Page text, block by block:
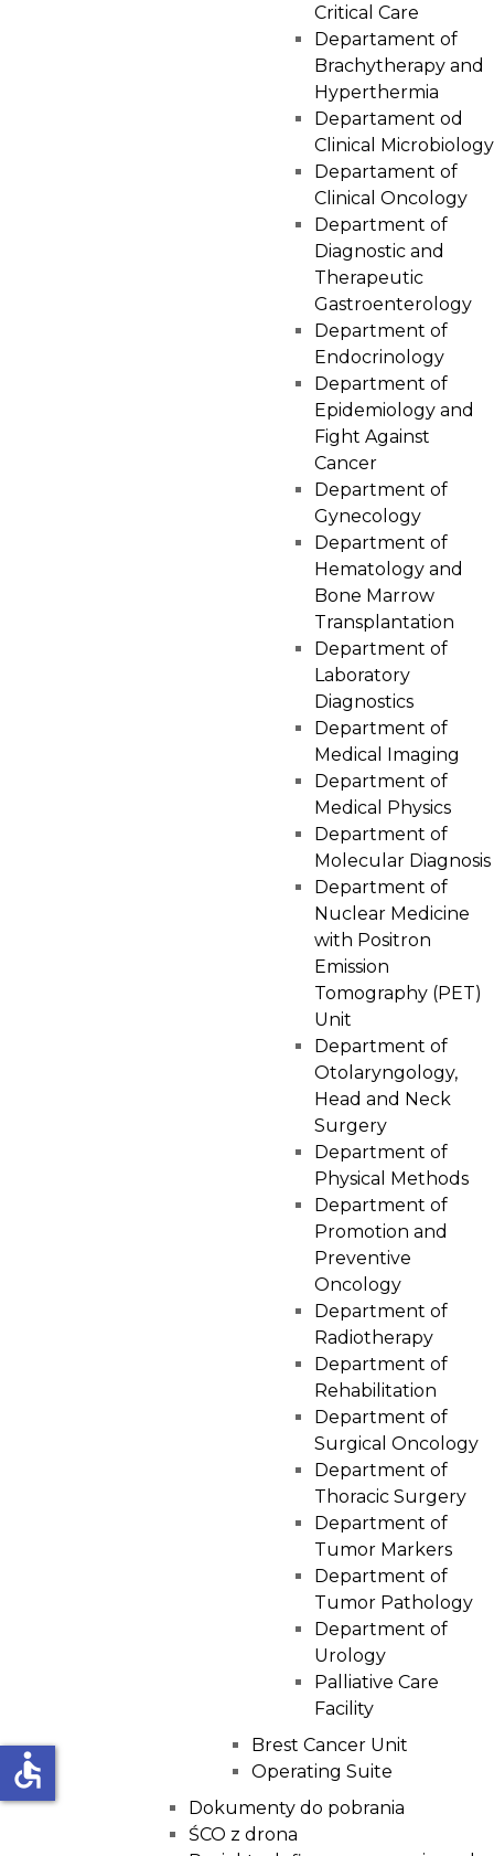
Critical Care
Departament of
Brachytherapy and
Hyperthermia
Departament od
Clinical Microbiology
Departament of
Clinical Oncology
Department of
Diagnostic and
Therapeutic
Gastroenterology
Department of
Endocrinology
Department of
Epidemiology and
Fight Against
Cancer
Department of
Gynecology
Department of
Hematology and
Bone Marrow
Transplantation
Department of
Laboratory
Diagnostics
Department of
Medical Imaging
Department of
Medical Physics
Department of
Molecular Diagnosis
Department of
Nuclear Medicine
with Positron
Emission
Tomography (PET)
Unit
Department of
Otolaryngology,
Head and Neck
Surgery
Department of
Physical Methods
Department of
Promotion and
Preventive
Oncology
Department of
Radiotherapy
Department of
Rehabilitation
Department of
Surgical Oncology
Department of
Thoracic Surgery
Department of
Tumor Markers
Department of
Tumor Pathology
Department of
Urology
Palliative Care
Facility
Brest Cancer Unit
Operating Suite
Dokumenty do pobrania
ŚCO z drona
accessible